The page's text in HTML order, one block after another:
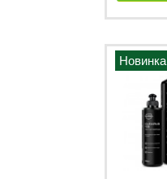
Новинка